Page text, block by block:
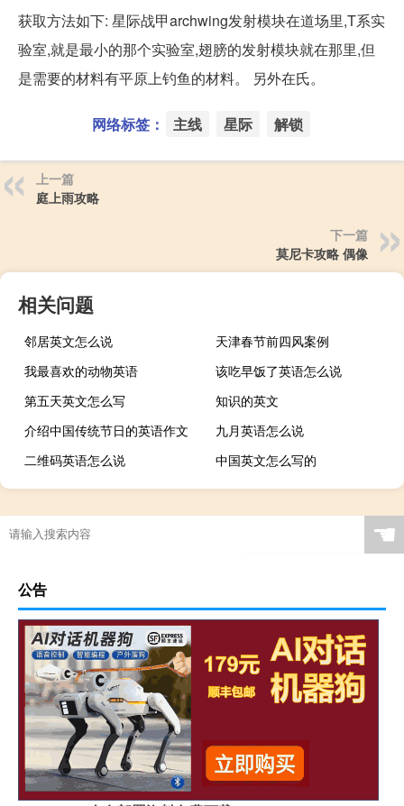
获取方法如下: 星际战甲archwing发射模块在道场里,T系实
验室,就是最小的那个实验室,翅膀的发射模块就在那里,但
是需要的材料有平原上钓鱼的材料。 另外在氏。
网络标签： 主线 星际 解锁
上一篇
庭上雨攻略
下一篇
莫尼卡攻略 偶像
相关问题
邻居英文怎么说
天津春节前四风案例
我最喜欢的动物英语
该吃早饭了英语怎么说
第五天英文怎么写
知识的英文
介绍中国传统节日的英语作文
九月英语怎么说
二维码英语怎么说
中国英文怎么写的
☚
公告